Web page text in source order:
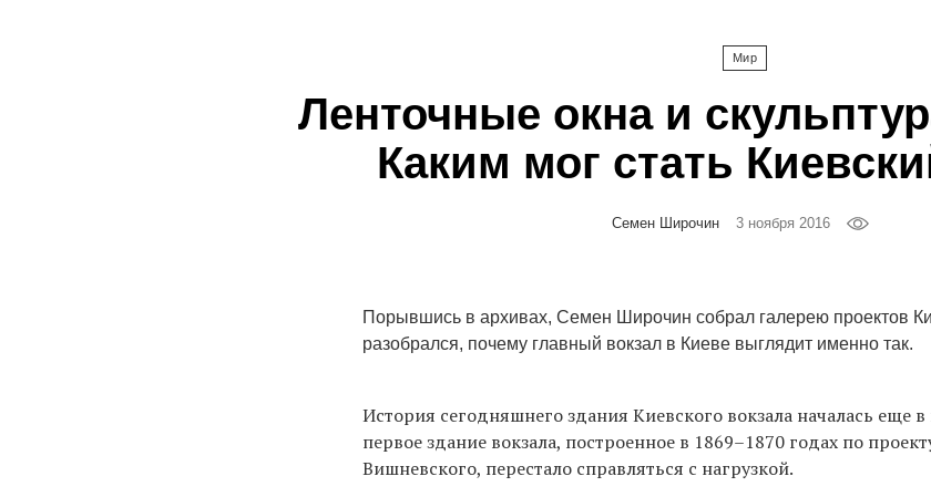
Мир
Ленточные окна и
Каким мог стать
Семен Широчин 3 ноября 2016
Порывшись в архивах, Семен Широчин собрал галерею проектов
разобрался, почему главный вокзал в Киеве выглядит именно так.
История сегодняшнего здания Киевского вокзала началась еще
первое здание вокзала, построенное в 1869–1870 годах по
Вишневского, перестало справляться с нагрузкой.